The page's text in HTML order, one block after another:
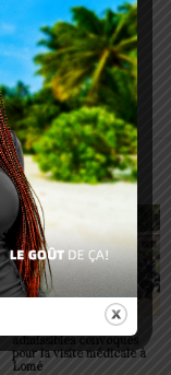
L'AUTEUR
admissibles convoqués
pour la visite médicale à
Lomé